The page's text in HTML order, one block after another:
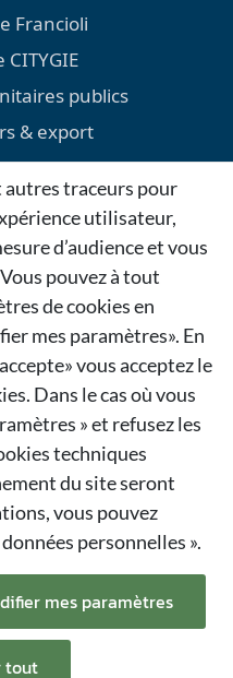
Francioli
publics
& export
légales
Salon Espace Public
à Municipalia
spécialisée dans
par GDAAgence web à
autres traceurs pour
utilisateur,
d’audience et vous
pouvez à tout
de cookies en
mes paramètres». En
vous acceptez le
Dans le cas où vous
» et refusez les
techniques
du site seront
vous pouvez
personnelles ».
mes paramètres
tout